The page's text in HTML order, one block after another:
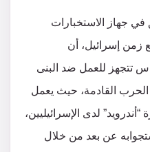
في جهاز الاستخبارات
زمن إسرائيل، أن
تتجهز للعمل ضد البنى
الحرب القادمة، حيث يعمل
لدى الإسرائيليين،
عن بعد من خلال